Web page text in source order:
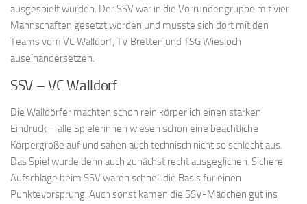
ausgespielt wurden. Der SSV war in die Vorrundengruppe mit vier
Mannschaften gesetzt worden und musste sich dort mit den
Teams vom VC Walldorf, TV Bretten und TSG Wiesloch
auseinandersetzen.
SSV – VC Walldorf
Die Walldörfer machten schon rein körperlich einen starken
Eindruck – alle Spielerinnen wiesen schon eine beachtliche
Körpergröße auf und sahen auch technisch nicht so schlecht aus.
Das Spiel wurde denn auch zunächst recht ausgeglichen. Sichere
Aufschläge beim SSV waren schnell die Basis für einen
Punktevorsprung. Auch sonst kamen die SSV-Mädchen gut ins